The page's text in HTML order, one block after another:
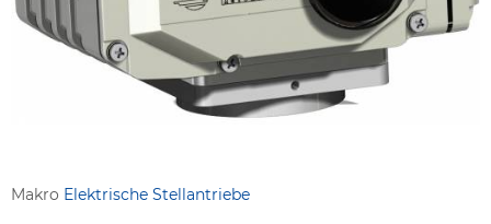
Makro Elektrische Stellantriebe